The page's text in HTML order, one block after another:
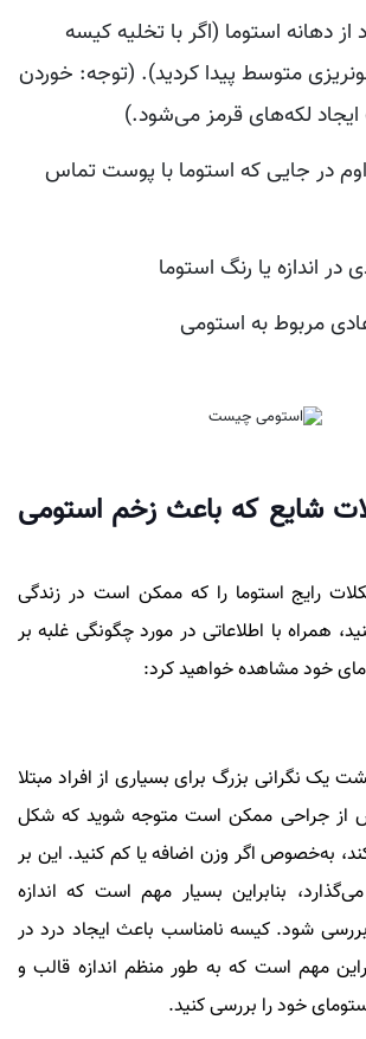
از دهانه استوما (اگر با تخلیه کیسه
متوسط ‌‌پیدا کردید). (توجه: خوردن
لکه‌های قرمز می‌شود.)
در جایی که استوما با پوست تماس
در اندازه یا رنگ استوما
مربوط به استومی
شایع که باعث زخم استومی
رایج استوما را که ممکن است در زندگی
همراه با اطلاعاتی در مورد چگونگی غلبه بر
خود مشاهده خواهید کرد:
یک نگرانی بزرگ برای بسیاری از افراد مبتلا
از جراحی ممکن است متوجه شوید که شکل
به‌خصوص اگر وزن اضافه یا کم کنید. این بر
می‌گذارد، بنابراین بسیار مهم است که اندازه
شود. کیسه نامناسب باعث ایجاد درد در
مهم است که به طور منظم اندازه قالب و
خود را بررسی کنید.